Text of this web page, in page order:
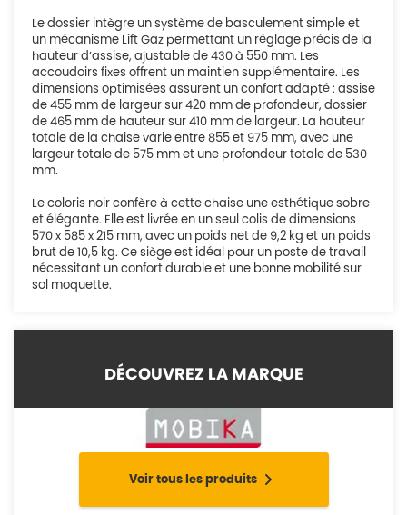
Le dossier intègre un système de basculement simple et
un mécanisme Lift Gaz permettant un réglage précis de la
hauteur d’assise, ajustable de 430 à 550 mm. Les
accoudoirs fixes offrent un maintien supplémentaire. Les
dimensions optimisées assurent un confort adapté : assise
de 455 mm de largeur sur 420 mm de profondeur, dossier
de 465 mm de hauteur sur 410 mm de largeur. La hauteur
totale de la chaise varie entre 855 et 975 mm, avec une
largeur totale de 575 mm et une profondeur totale de 530
mm.
Le coloris noir confère à cette chaise une esthétique sobre
et élégante. Elle est livrée en un seul colis de dimensions
570 x 585 x 215 mm, avec un poids net de 9,2 kg et un poids
brut de 10,5 kg. Ce siège est idéal pour un poste de travail
nécessitant un confort durable et une bonne mobilité sur
sol moquette.
DÉCOUVREZ LA MARQUE
Voir tous les produits